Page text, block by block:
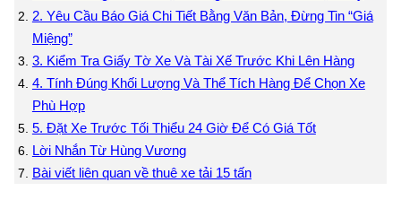
2. Yêu Cầu Báo Giá Chi Tiết Bằng Văn Bản, Đừng Tin “Giá
Miệng”
3. Kiểm Tra Giấy Tờ Xe Và Tài Xế Trước Khi Lên Hàng
4. Tính Đúng Khối Lượng Và Thể Tích Hàng Để Chọn Xe
Phù Hợp
5. Đặt Xe Trước Tối Thiểu 24 Giờ Để Có Giá Tốt
Lời Nhắn Từ Hùng Vương
Bài viết liên quan về thuê xe tải 15 tấn